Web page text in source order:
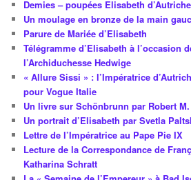
Demies – poupées Elisabeth d’Autriche
Un moulage en bronze de la main
Parure de Mariée d’Elisabeth
Télégramme d’Elisabeth à l’occasion
l’Archiduchesse Hedwige
« Allure Sissi » : l’Impératrice
pour Vogue Italie
Un livre sur Schönbrunn par Robert
Un portrait d’Elisabeth par Svetla
Lettre de l’Impératrice au Pape Pie IX
Lecture de la Correspondance de
Katharina Schratt